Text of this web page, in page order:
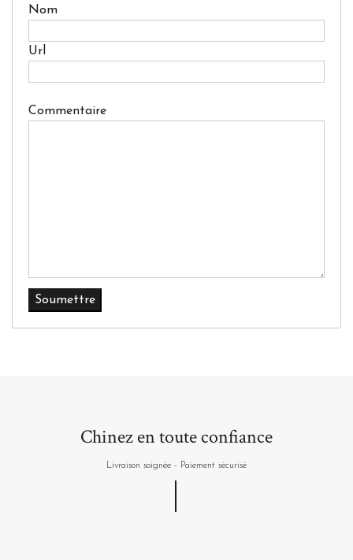
Nom
Url
Commentaire
Chinez en toute confiance
Livraison soignée - Paiement sécurisé